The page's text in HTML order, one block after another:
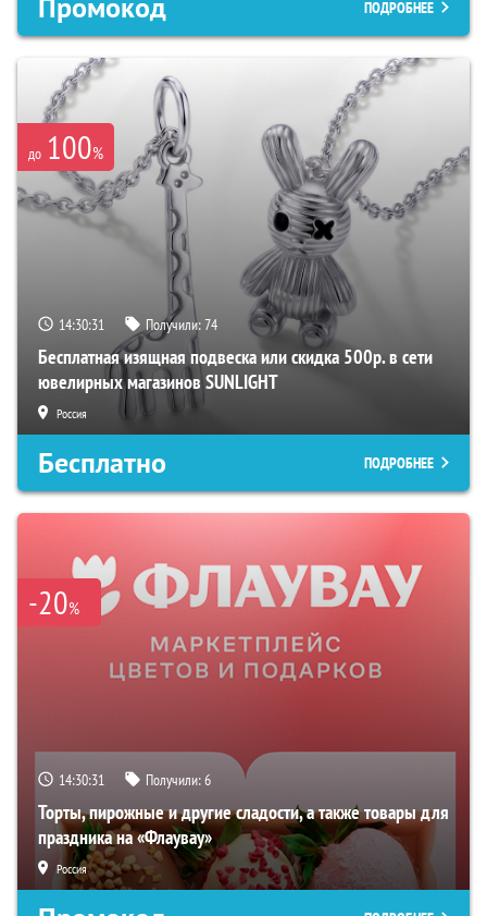
Промокод ПОДРОБНЕЕ
до 100%
14:30:30 Получили:74
Бесплатная изящная подвеска или скидка 500р. в сети
ювелирных магазинов SUNLIGHT
Россия
Бесплатно ПОДРОБНЕЕ
-20%
14:30:30 Получили:6
Торты, пирожные и другие сладости, а также товары для
праздника на «Флаувау»
Россия